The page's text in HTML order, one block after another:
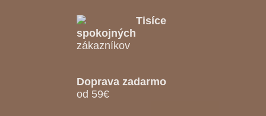
Tisíce
spokojných
zákazníkov
Doprava zadarmo
od 59€